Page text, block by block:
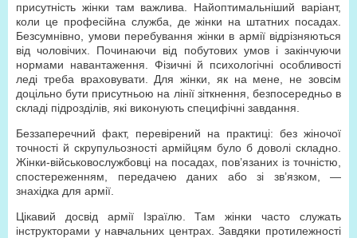
присутність жінки там важлива. Найоптимальніший варіант,
коли це професійна служба, де жінки на штатних посадах.
Безсумнівно, умови перебування жінки в армії відрізняються
від чоловічих. Починаючи від побутових умов і закінчуючи
нормами навантаження. Фізичні й психологічні особливості
леді треба враховувати. Для жінки, як на мене, не зовсім
доцільно бути присутньою на лінії зіткнення, безпосередньо в
складі підрозділів, які виконують специфічні завдання.
Беззаперечний факт, перевірений на практиці: без жіночої
точності й скрупульозності армійцям було б доволі складно.
Жінки-військовослужбовці на посадах, пов’язаних із точністю,
спостереженням, передачею даних або зі зв’язком, —
знахідка для армії.
Цікавий досвід армії Ізраїлю. Там жінки часто служать
інструкторами у навчальних центрах. Завдяки протилежності